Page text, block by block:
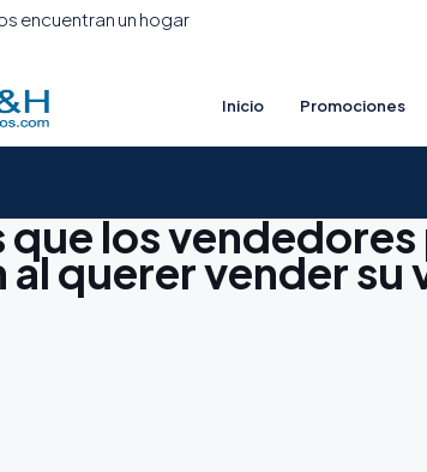
encuentran un hogar
Inicio Promociones
que los
querer vender su